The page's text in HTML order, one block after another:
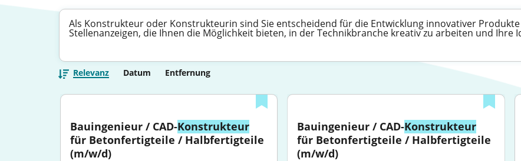
Als Konstrukteur oder Konstrukteurin sind Sie entscheidend für die Entwicklung innovativer
Stellenanzeigen, die Ihnen die Möglichkeit bieten, in der Technikbranche kreativ zu arbeiten und Ihre
Relevanz Datum Entfernung
Bauingenieur / CAD-Konstrukteur
für Betonfertigteile / Halbfertigteile
(m/w/d)
Bauingenieur / CAD-Konstrukteur
für Betonfertigteile / Halbfertigteile
(m/w/d)